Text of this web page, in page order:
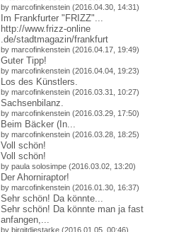
by marcofinkenstein (2016.04.30, 14:31)
Im Frankfurter "FRIZZ"...
http://www.frizz-online
.de/stadtmagazin/frankfurt
by marcofinkenstein (2016.04.17, 19:49)
Guter Tipp!
by marcofinkenstein (2016.04.04, 19:23)
Los des Künstlers.
by marcofinkenstein (2016.03.31, 10:27)
Sachsenbilanz.
by marcofinkenstein (2016.03.29, 17:50)
Beim Bäcker (In...
by marcofinkenstein (2016.03.28, 18:25)
Voll schön!
Voll schön!
by paula solosimpe (2016.03.02, 13:20)
Der Ahorniraptor!
by marcofinkenstein (2016.01.30, 16:37)
Sehr schön! Da könnte...
Sehr schön! Da könnte man ja fast
anfangen,...
by birgitdiestarke (2016.01.05, 00:46)